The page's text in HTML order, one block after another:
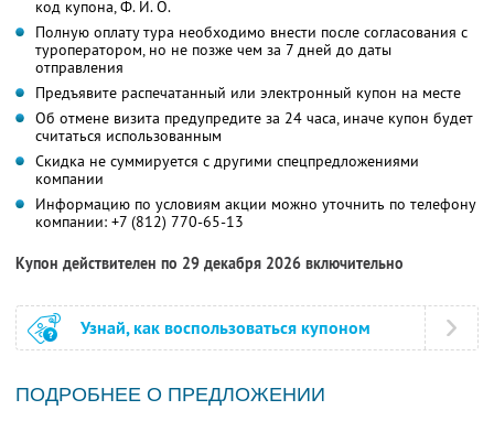
код купона,Ф. И. О.
Полную оплату тура необходимо внести после согласования с
туроператором, но не позже чем за 7 дней до даты
отправления
Предъявите распечатанный или электронный купон на месте
Об отмене визита предупредите за 24 часа, иначе купон будет
считаться использованным
Скидка не суммируется с другими спецпредложениями
компании
Информацию по условиям акции можно уточнить по телефону
компании: +7 (812) 770-65-13
Купон действителен по 29 декабря 2026 включительно
Узнай, как воспользоваться купоном
ПОДРОБНЕЕ О ПРЕДЛОЖЕНИИ